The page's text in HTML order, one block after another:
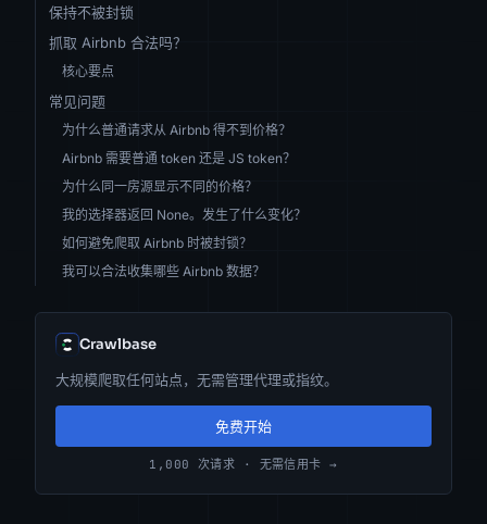
保持不被封锁
抓取 Airbnb 合法吗？
核心要点
常见问题
为什么普通请求从 Airbnb 得不到价格？
Airbnb 需要普通 token 还是 JS token？
为什么同一房源显示不同的价格？
我的选择器返回 None。发生了什么变化？
如何避免爬取 Airbnb 时被封锁？
我可以合法收集哪些 Airbnb 数据？
Crawlbase
大规模爬取任何站点，无需管理代理或指纹。
免费开始
1,000 次请求 · 无需信用卡 →